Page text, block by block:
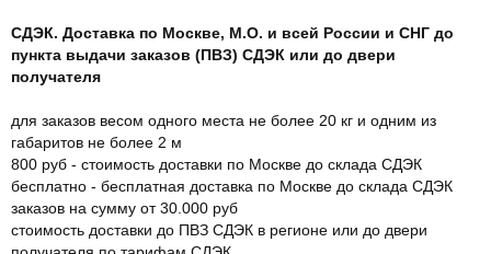
СДЭК. Доставка по Москве, М.О. и всей России и СНГ до
пункта выдачи заказов (ПВЗ) СДЭК или до двери
получателя
для заказов весом одного места не более 20 кг и одним из
габаритов не более 2 м
800 руб - стоимость доставки по Москве до склада СДЭК
бесплатно - бесплатная доставка по Москве до склада СДЭК
заказов на сумму от 30.000 руб
стоимость доставки до ПВЗ СДЭК в регионе или до двери